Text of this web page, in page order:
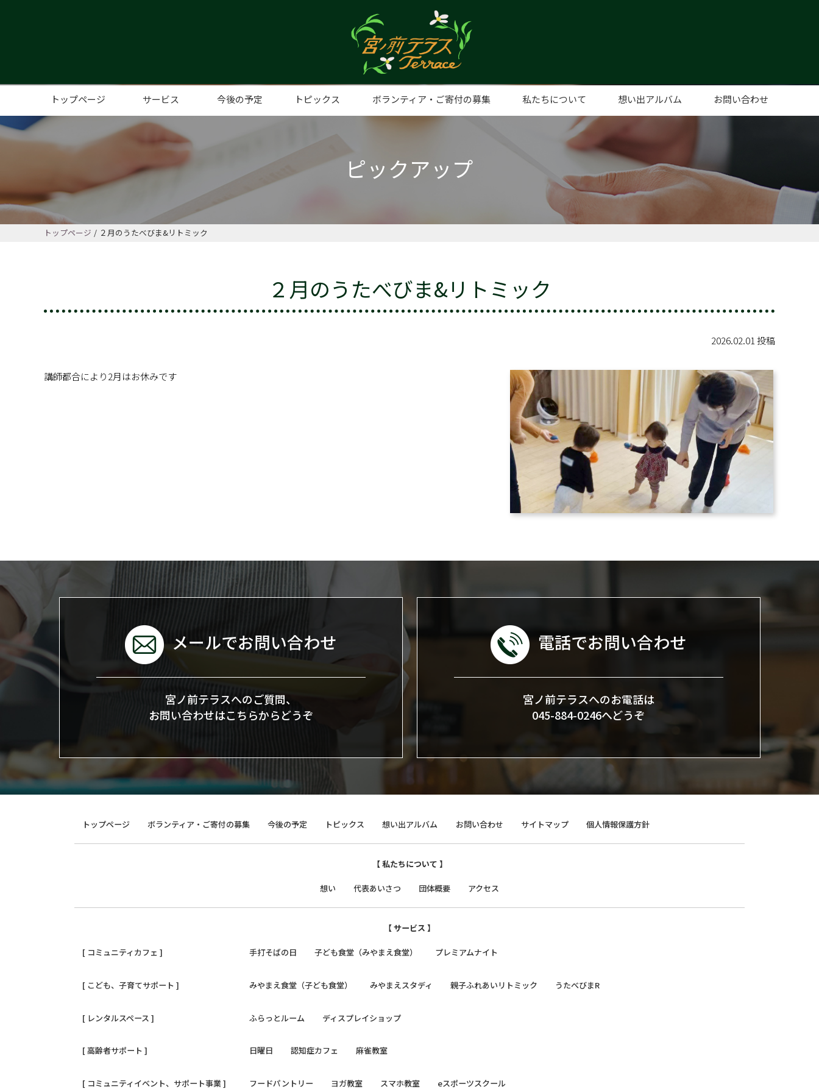
トップページ サービス
コミュニティカフェ 子ども食堂（みやまえ食堂）
こども、子育てサポート みやまえ食堂（子ども食堂）
レンタルスペース
高齢者サポート
コミュニティイベント、サポート事業
今後の予定 トピックス ボランティア・ご寄付の募集 私たちについて
代表あいさつ
想い出アルバム お問い合わせ
ピックアップ
トップページ ２月のうたべびま&リトミック
２月のうたべびま&リトミック
2026.02.01 投稿
講師都合により2月はお休みです
メールでお問い合わせ
宮ノ前テラスへのご質問、
お問い合わせはこちらからどうぞ
電話でお問い合わせ
宮ノ前テラスへのお電話は
045-884-0246へどうぞ
トップページ ボランティア・ご寄付の募集 今後の予定 トピックス 想い出アルバム お問い合わせ サイトマップ 個人情報保護方針
【 私たちについて 】
想い 代表あいさつ 団体概要 アクセス
【 サービス 】
[ コミュニティカフェ ] 手打そばの日 子ども食堂（みやまえ食堂） プレミアムナイト
[ こども、子育てサポート ] みやまえ食堂（子ども食堂） みやまえスタディ 親子ふれあいリトミック うたべびまR
[ レンタルスペース ] ふらっとルーム ディスプレイショップ
[ 高齢者サポート ] 日曜日 認知症カフェ 麻雀教室
[ コミュニティイベント、サポート事業 ] フードパントリー ヨガ教室 スマホ教室 eスポーツスクール